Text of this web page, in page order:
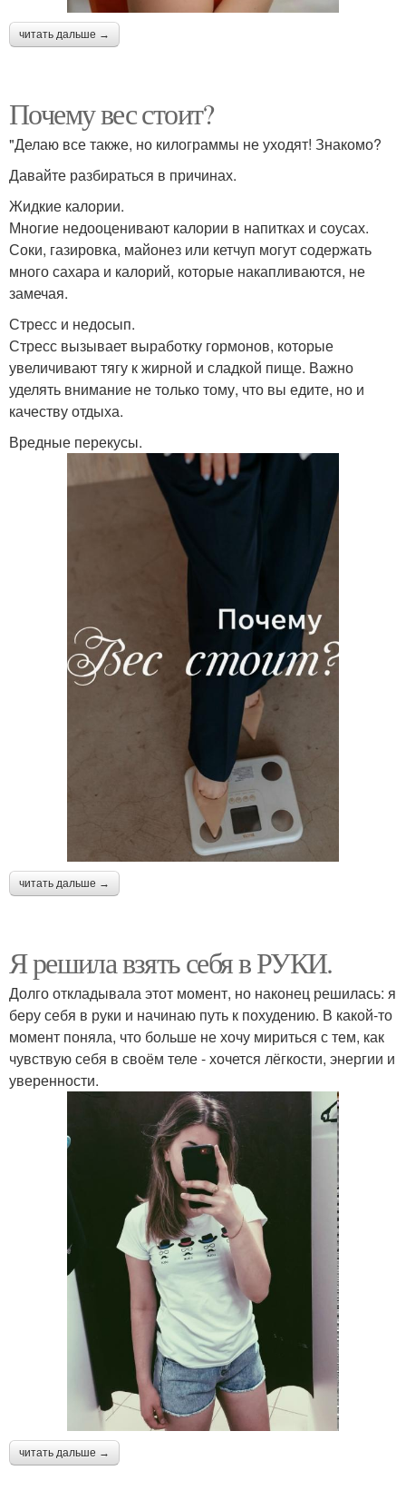
читать дальше →
Почему вес стоит?
"Делаю все также, но килограммы не уходят! Знакомо?
Давайте разбираться в причинах.
Жидкие калории.
Многие недооценивают калории в напитках и соусах.
Соки, газировка, майонез или кетчуп могут содержать
много сахара и калорий, которые накапливаются, не
замечая.
Стресс и недосып.
Стресс вызывает выработку гормонов, которые
увеличивают тягу к жирной и сладкой пище. Важно
уделять внимание не только тому, что вы едите, но и
качеству отдыха.
Вредные перекусы.
читать дальше →
Я решила взять себя в РУКИ.
Долго откладывала этот момент, но наконец решилась: я
беру себя в руки и начинаю путь к похудению. В какой-то
момент поняла, что больше не хочу мириться с тем, как
чувствую себя в своём теле - хочется лёгкости, энергии и
уверенности.
читать дальше →